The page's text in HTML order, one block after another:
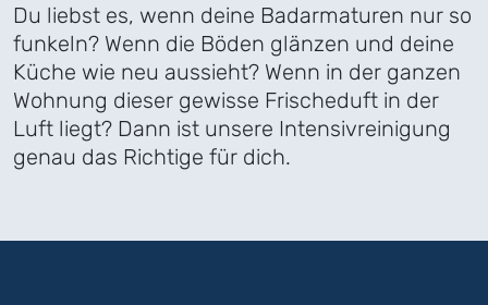
Du liebst es, wenn deine Badarmaturen nur so
funkeln? Wenn die Böden glänzen und deine
Küche wie neu aussieht? Wenn in der ganzen
Wohnung dieser gewisse Frischeduft in der
Luft liegt? Dann ist unsere Intensivreinigung
genau das Richtige für dich.